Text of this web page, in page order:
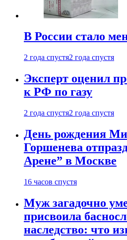
В России стало
2 года спустя2 года спустя
Эксперт оценил
к РФ по газу
2 года спустя2 года спустя
День рождения
Горшенева
Арене” в Москве
16 часов спустя
Муж загадочно
присвоила
наследство: что